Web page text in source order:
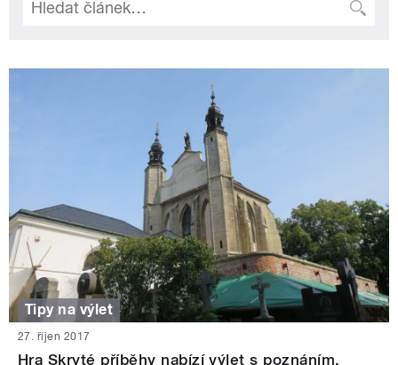
Tipy na výlet
27. říjen 2017
Hra Skryté příběhy nabízí výlet s poznáním.